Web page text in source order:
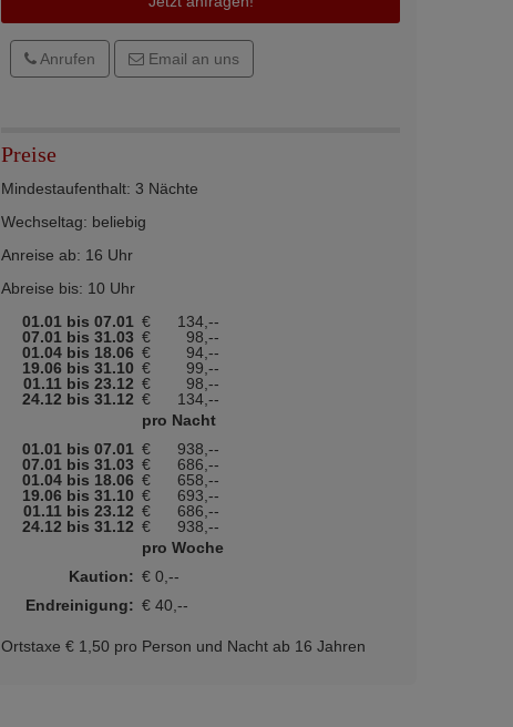
Anrufen Email an uns
Preise
Mindestaufenthalt: 3 Nächte
Wechseltag: beliebig
Anreise ab: 16 Uhr
Abreise bis: 10 Uhr
01.01 bis 07.01 €
134,--
07.01 bis 31.03 €
98,--
01.04 bis 18.06 €
94,--
19.06 bis 31.10 €
99,--
01.11 bis 23.12 €
98,--
24.12 bis 31.12 €
134,--
pro Nacht
01.01 bis 07.01 €
938,--
07.01 bis 31.03 €
686,--
01.04 bis 18.06 €
658,--
19.06 bis 31.10 €
693,--
01.11 bis 23.12 €
686,--
24.12 bis 31.12 €
938,--
pro Woche
Kaution: € 0,--
Endreinigung: € 40,--
Ortstaxe € 1,50 pro Person und Nacht ab 16 Jahren